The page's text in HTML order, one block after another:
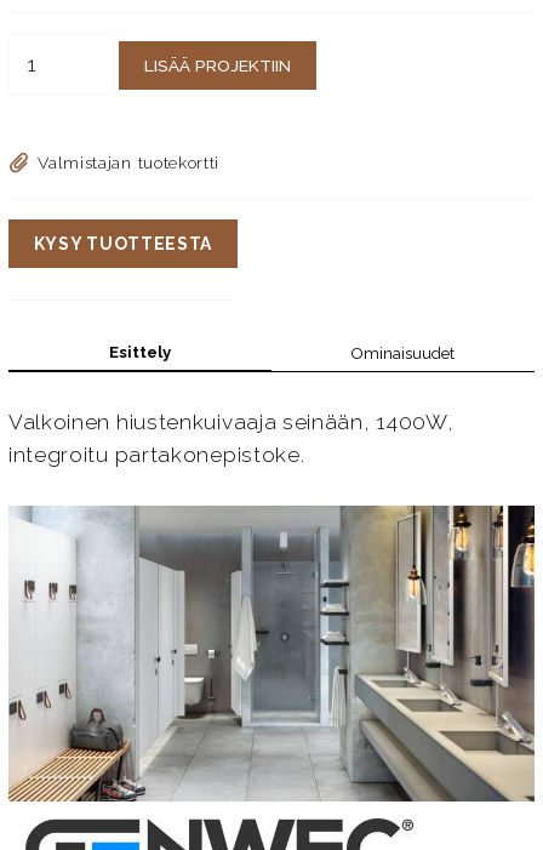
LISÄÄ PROJEKTIIN
Valmistajan tuotekortti
KYSY TUOTTEESTA
Esittely Ominaisuudet
Valkoinen hiustenkuivaaja seinään, 1400W,
integroitu partakonepistoke.